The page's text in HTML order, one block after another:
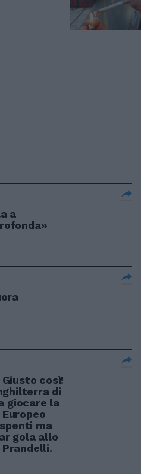
a
così!
di
giocare la
ma
gola allo